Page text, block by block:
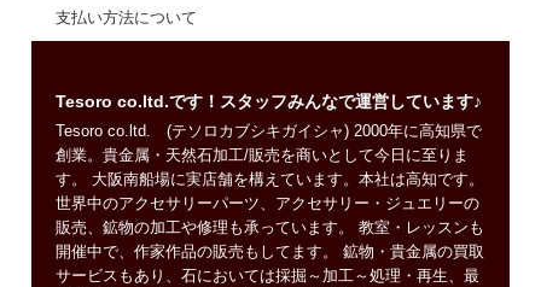
支払い方法について
Tesoro co.ltd.です！スタッフみんなで運営しています♪
Tesoro co.ltd. (テソロカブシキガイシャ) 2000年に高知県で
創業。貴金属・天然石加工/販売を商いとして今日に至りま
す。 大阪南船場に実店舗を構えています。本社は高知です。
世界中のアクセサリーパーツ、アクセサリー・ジュエリーの
販売、鉱物の加工や修理も承っています。 教室・レッスンも
開催中で、作家作品の販売もしてます。 鉱物・貴金属の買取
サービスもあり、石においては採掘～加工～処理・再生、最